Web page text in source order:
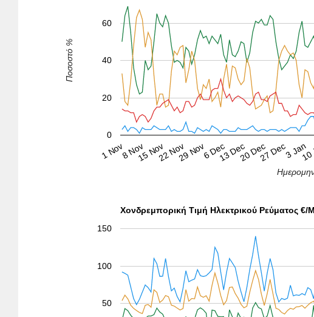
1 Nov8 Nov15 Nov22 Nov29 Nov6 Dec13 Dec20 Dec27 Dec3 Jan
0
20
40
60
Ποσοστό %
Χονδρεμπορική Τιμή Ηλεκτρικού Ρεύματος €/
50
100
150